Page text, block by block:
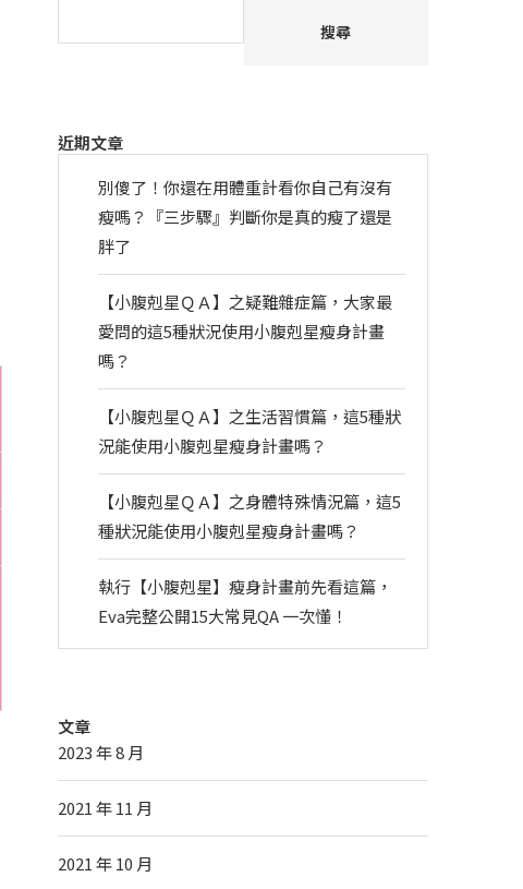
搜尋
近期文章
別傻了！你還在用體重計看你自己有沒有
瘦嗎？『三步驟』判斷你是真的瘦了還是
胖了
【小腹剋星ＱＡ】之疑難雜症篇，大家最
愛問的這5種狀況使用小腹剋星瘦身計畫
嗎？
【小腹剋星ＱＡ】之生活習慣篇，這5種狀
況能使用小腹剋星瘦身計畫嗎？
【小腹剋星ＱＡ】之身體特殊情況篇，這5
種狀況能使用小腹剋星瘦身計畫嗎？
執行【小腹剋星】瘦身計畫前先看這篇，
Eva完整公開15大常見QA 一次懂！
文章
2023 年 8 月
2021 年 11 月
2021 年 10 月